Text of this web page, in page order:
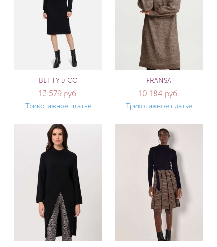
BETTY & CO
13 579 руб.
Трикотажное платье
FRANSA
10 184 руб.
Трикотажное платье